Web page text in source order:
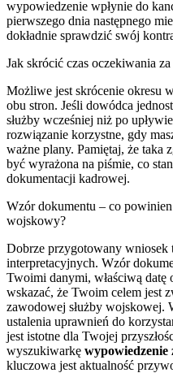
wypowiedzenie wpłynie do
pierwszego dnia następnego
dokładnie sprawdzić swój
Jak skrócić czas oczekiwania
Możliwe jest skrócenie okresu
obu stron. Jeśli dowódca
służby wcześniej niż po
rozwiązanie korzystne, gdy
ważne plany. Pamiętaj, że taka
być wyrażona na piśmie, co
dokumentacji kadrowej.
Wzór dokumentu – co
wojskowy?
Dobrze przygotowany
interpretacyjnych. Wzór
Twoimi danymi, właściwą
wskazać, że Twoim celem jest
zawodowej służby wojskowej.
ustalenia uprawnień do
jest istotne dla Twojej
wyszukiwarkę
kluczowa jest aktualność